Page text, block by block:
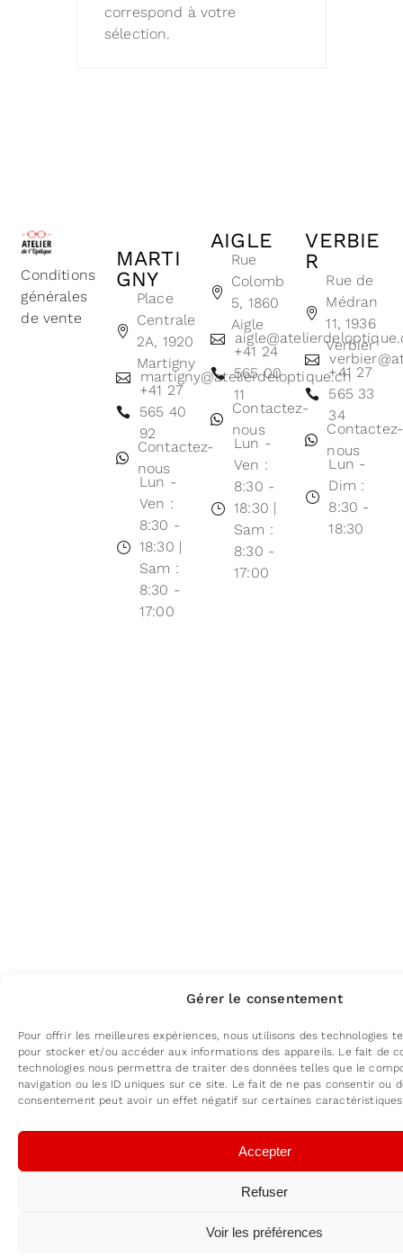
Gérer le consentement
Pour offrir les meilleures expériences, nous utilisons des technologies
pour stocker et/ou accéder aux informations des appareils. Le fait de
technologies nous permettra de traiter des données telles que le
navigation ou les ID uniques sur ce site. Le fait de ne pas consentir ou
consentement peut avoir un effet négatif sur certaines
Accepter
Refuser
Voir les préférences
correspond à votre
sélection.
Conditions
générales
de vente
MARTI
GNY
Place
Centrale
2A, 1920
Martigny
martigny@atelierdeloptique.ch
+41 27
565 40
92
Contactez-
nous
Lun -
Ven :
8:30 -
18:30 |
Sam :
8:30 -
17:00
AIGLE
Rue
Colomb
5, 1860
Aigle
+41 24
565 00
11
Contactez-
nous
Lun -
Ven :
8:30 -
18:30 |
Sam :
8:30 -
17:00
VERBIE
R
Rue de
Médran
11, 1936
Verbier
+41 27
565 33
34
Contactez-
nous
Lun -
Dim :
8:30 -
18:30